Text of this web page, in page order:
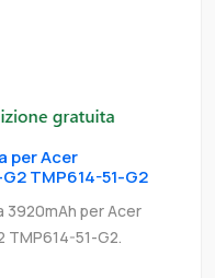
per Acer
TMP614-51-G2
3920mAh per Acer
TMP614-51-G2.